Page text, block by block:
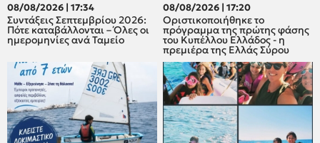
08/08/2026 | 17:34
Συντάξεις Σεπτεμβρίου 2026:
Πότε καταβάλλονται – Όλες οι
ημερομηνίες ανά Ταμείο
08/08/2026 | 17:20
Οριστικοποιήθηκε το
πρόγραμμα της πρώτης φάσης
του Κυπέλλου Ελλάδος - η
πρεμιέρα της Ελλάς Σύρου